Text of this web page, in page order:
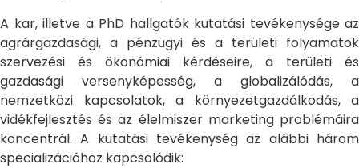
A kar, illetve a PhD hallgatók kutatási tevékenysége az
agrárgazdasági, a pénzügyi és a területi folyamatok
szervezési és ökonómiai kérdéseire, a területi és
gazdasági versenyképesség, a globalizálódás, a
nemzetközi kapcsolatok, a környezetgazdálkodás, a
vidékfejlesztés és az élelmiszer marketing problémáira
koncentrál. A kutatási tevékenység az alábbi három
specializációhoz kapcsolódik: